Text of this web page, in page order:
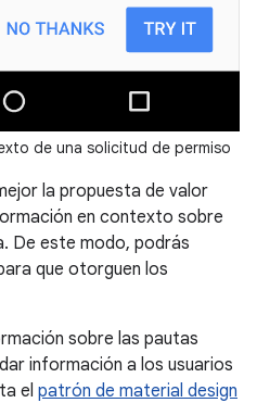
de una solicitud de permiso
la propuesta de valor
en contexto sobre
De este modo, podrás
que otorguen los
sobre las pautas
información a los usuarios
el patrón de material design